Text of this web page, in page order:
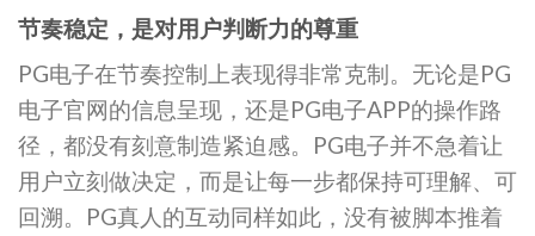
节奏稳定，是对用户判断力的尊重
PG电子在节奏控制上表现得非常克制。无论是PG
电子官网的信息呈现，还是PG电子APP的操作路
径，都没有刻意制造紧迫感。PG电子并不急着让
用户立刻做决定，而是让每一步都保持可理解、可
回溯。PG真人的互动同样如此，没有被脚本推着